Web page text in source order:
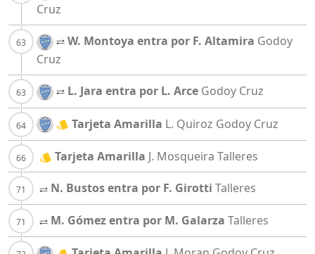
Cruz
W. Montoya entra por F. Altamira Godoy
Cruz
L. Jara entra por L. Arce Godoy Cruz
Tarjeta Amarilla L. Quiroz Godoy Cruz
Tarjeta Amarilla J. Mosqueira Talleres
N. Bustos entra por F. Girotti Talleres
M. Gómez entra por M. Galarza Talleres